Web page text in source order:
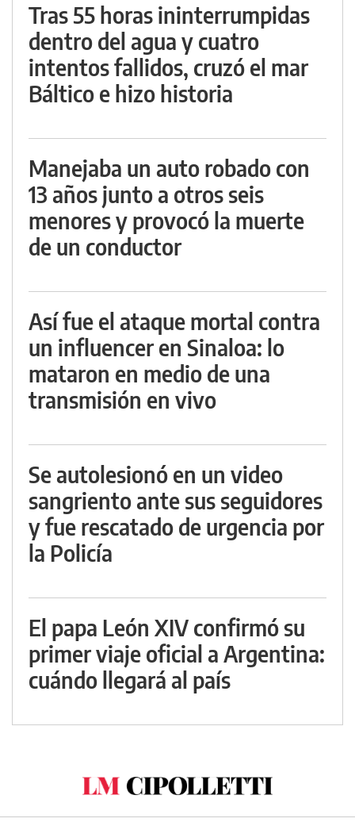
Tras 55 horas ininterrumpidas
dentro del agua y cuatro
intentos fallidos, cruzó el mar
Báltico e hizo historia
Manejaba un auto robado con
13 años junto a otros seis
menores y provocó la muerte
de un conductor
Así fue el ataque mortal contra
un influencer en Sinaloa: lo
mataron en medio de una
transmisión en vivo
Se autolesionó en un video
sangriento ante sus seguidores
y fue rescatado de urgencia por
la Policía
El papa León XIV confirmó su
primer viaje oficial a Argentina:
cuándo llegará al país